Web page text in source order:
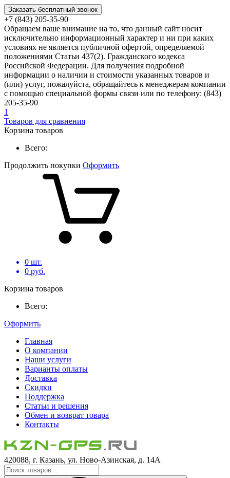
Заказать бесплатный звонок
+7 (843) 205-35-90
Обращаем ваше внимание на то, что данный сайт носит
исключительно информационный характер и ни при каких
условиях не является публичной офертой, определяемой
положениями Статьи 437(2). Гражданского кодекса
Российской Федерации. Для получения подробной
информации о наличии и стоимости указанных товаров и
(или) услуг, пожалуйста, обращайтесь к менеджерам компании
с помощью специальной формы связи или по телефону: (843)
205-35-90
1
Товаров для сравнения
Корзина товаров
Всего:
Продолжить покупки Оформить
0 шт.
0 руб.
Корзина товаров
Всего:
Оформить
Главная
О компании
Наши услуги
Варианты оплаты
Доставка
Скидки
Поддержка
Статьи и решения
Обмен и возврат товара
Контакты
420088, г. Казань, ул. Ново-Азинская, д. 14А